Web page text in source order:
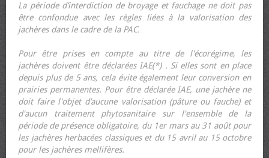
La période d’interdiction de broyage et fauchage ne doit pas
être confondue avec les règles liées à la valorisation des
jachères dans le cadre de la PAC.
Pour être prises en compte au titre de l'écorégime, les
jachères doivent être déclarées IAE(*) . Si elles sont en place
depuis plus de 5 ans, cela évite également leur conversion en
prairies permanentes. Pour être déclarée IAE, une jachère ne
doit faire l'objet d’aucune valorisation (pâture ou fauche) et
d'aucun traitement phytosanitaire sur l'ensemble de la
période de présence obligatoire, du 1er mars au 31 août pour
les jachères herbacées classiques et du 15 avril au 15 octobre
pour les jachères mellifères.